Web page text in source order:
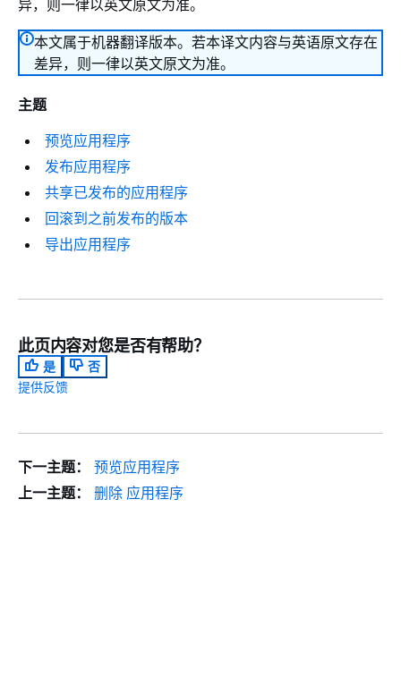
异，则一律以英文原文为准。
本文属于机器翻译版本。若本译文内容与英语原文存在
差异，则一律以英文原文为准。
主题
预览应用程序
发布应用程序
共享已发布的应用程序
回滚到之前发布的版本
导出应用程序
此页内容对您是否有帮助？
是
否
提供反馈
下一主题：
预览应用程序
上一主题：
删除 应用程序